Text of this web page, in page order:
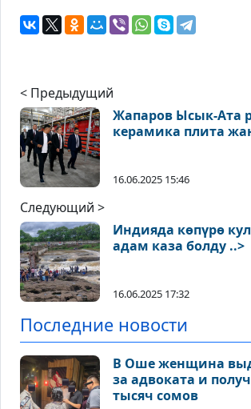
< Предыдущий
Жапаров Ысык-Ата
керамика плита
16.06.2025 15:46
Следующий >
Индияда көпүрө кулап, бир
адам каза болду ..>
16.06.2025 17:32
Последние новости
В Оше женщина
за адвоката и
тысяч сомов